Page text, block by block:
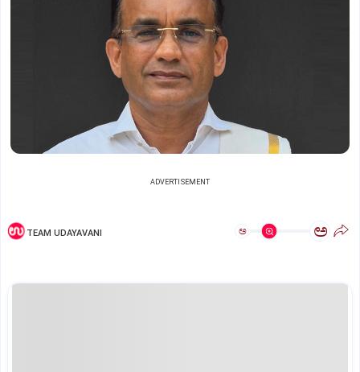
ADVERTISEMENT
TEAM UDAYAVANI ಅ ಅ